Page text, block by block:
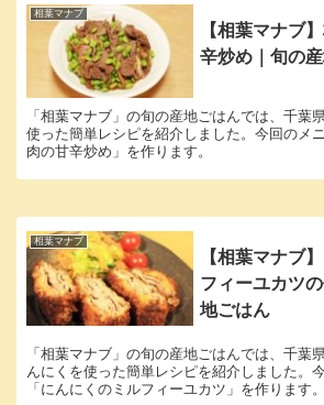
相葉マナブ
【相葉マナブ
辛炒め｜旬の
「相葉マナブ」の旬の産地ごはんでは、千葉
使った簡単レシピを紹介しました。今回のメ
肉の甘辛炒め」を作ります。
相葉マナブ
【相葉マナブ
フィーユカツ
地ごはん
「相葉マナブ」の旬の産地ごはんでは、千葉
んにくを使った簡単レシピを紹介しました。
「にんにくのミルフィーユカツ」を作ります。